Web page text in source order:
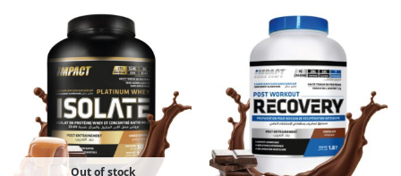
Out of stock